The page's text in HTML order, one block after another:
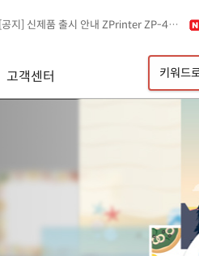
[라벨스페이스] 클립아트 디자인 추가!
[공지] 고객센터 운영시간 및 내선번호 변경 안내
[공지] 아이라벨 무료배송 기준 금액 변경 안내
지] A5 라벨지 신제품 출시 안내
고객센터